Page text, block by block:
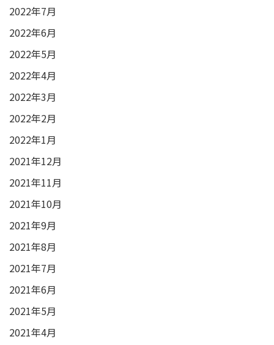
2022年7月
2022年6月
2022年5月
2022年4月
2022年3月
2022年2月
2022年1月
2021年12月
2021年11月
2021年10月
2021年9月
2021年8月
2021年7月
2021年6月
2021年5月
2021年4月